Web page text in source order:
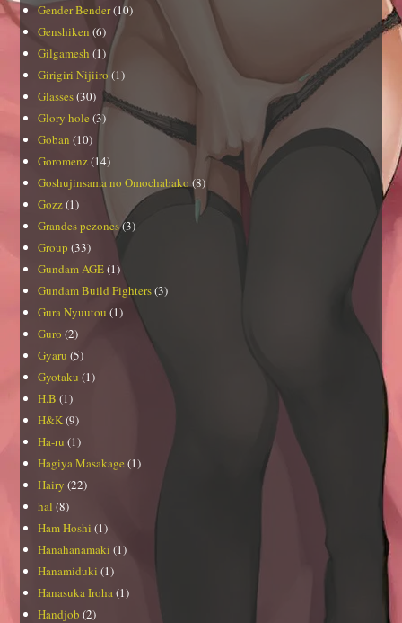
Gender Bender(10)
Genshiken (6)
Gilgamesh (1)
Girigiri Nijiiro (1)
Glasses(30)
Glory hole (3)
Goban (10)
Goromenz(14)
Goshujinsama no Omochabako (8)
Gozz(1)
Grandes pezones(3)
Group (33)
Gundam AGE(1)
Gundam Build Fighters(3)
Gura Nyuutou (1)
Guro (2)
Gyaru (5)
Gyotaku (1)
H.B (1)
H&K(9)
Ha-ru (1)
Hagiya Masakage (1)
Hairy (22)
hal (8)
Ham Hoshi (1)
Hanahanamaki (1)
Hanamiduki (1)
Hanasuka Iroha (1)
Handjob (2)